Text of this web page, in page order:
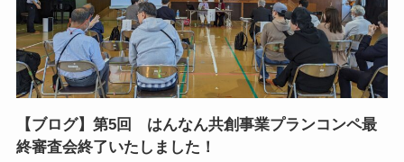
【ブログ】第5回 はんなん共創事業プランコンペ最
終審査会終了いたしました！